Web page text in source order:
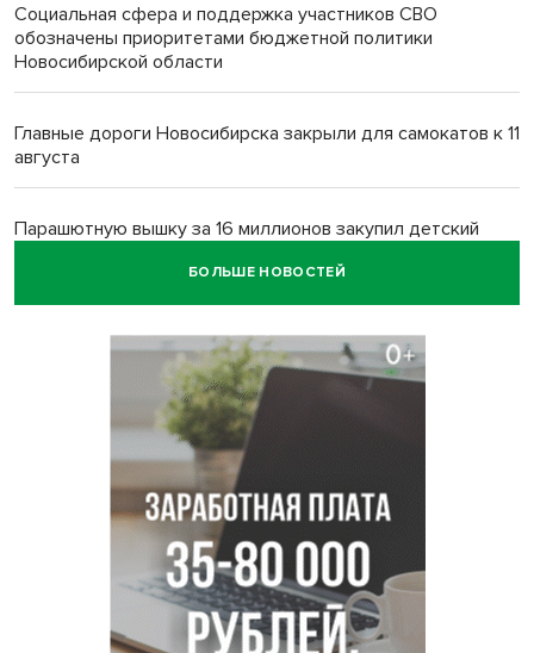
Социальная сфера и поддержка участников СВО
обозначены приоритетами бюджетной политики
Новосибирской области
Главные дороги Новосибирска закрыли для самокатов к 11
августа
Парашютную вышку за 16 миллионов закупил детский
отдыха в Новосибирске
Глава сельсовета Игорь Конах утонул у острова в
Новосибирском водохранилище
Сибирские пенсионеры накопили в банках рекордные 4,2
млрд рублей
Под Новосибирском суд наказал дачников за
дискриминацию с шлагбаумом
БОЛЬШЕ НОВОСТЕЙ